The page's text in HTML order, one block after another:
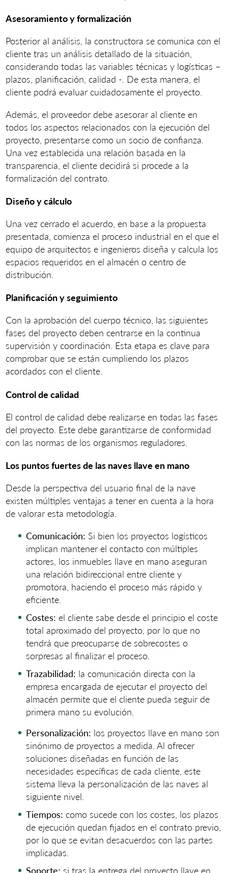
Asesoramiento y formalización
Posterior al análisis, la constructora se comunica con el
cliente tras un análisis detallado de la situación,
considerando todas las variables técnicas y logísticas –
plazos, planificación, calidad -. De esta manera, el
cliente podrá evaluar cuidadosamente el proyecto.
Además, el proveedor debe asesorar al cliente en
todos los aspectos relacionados con la ejecución del
proyecto, presentarse como un socio de confianza.
Una vez establecida una relación basada en la
transparencia, el cliente decidirá si procede a la
formalización del contrato.
Diseño y cálculo
Una vez cerrado el acuerdo, en base a la propuesta
presentada, comienza el proceso industrial en el que el
equipo de arquitectos e ingenieros diseña y calcula los
espacios requeridos en el almacén o centro de
distribución.
Planificación y seguimiento
Con la aprobación del cuerpo técnico, las siguientes
fases del proyecto deben centrarse en la continua
supervisión y coordinación. Esta etapa es clave para
comprobar que se están cumpliendo los plazos
acordados con el cliente.
Control de calidad
El control de calidad debe realizarse en todas las fases
del proyecto. Este debe garantizarse de conformidad
con las normas de los organismos reguladores.
Los puntos fuertes de las naves llave en mano
Desde la perspectiva del usuario final de la nave
existen múltiples ventajas a tener en cuenta a la hora
de valorar esta metodología.
Comunicación: Si bien los proyectos logísticos
implican mantener el contacto con múltiples
actores, los inmuebles llave en mano aseguran
una relación bidireccional entre cliente y
promotora, haciendo el proceso más rápido y
eficiente.
Costes: el cliente sabe desde el principio el coste
total aproximado del proyecto, por lo que no
tendrá que preocuparse de sobrecostes o
sorpresas al finalizar el proceso.
Trazabilidad: la comunicación directa con la
empresa encargada de ejecutar el proyecto del
almacén permite que el cliente pueda seguir de
primera mano su evolución.
Personalización: los proyectos llave en mano son
sinónimo de proyectos a medida. Al ofrecer
soluciones diseñadas en función de las
necesidades específicas de cada cliente, este
sistema lleva la personalización de las naves al
siguiente nivel.
Tiempos: como sucede con los costes, los plazos
de ejecución quedan fijados en el contrato previo,
por lo que se evitan desacuerdos con las partes
implicadas.
Soporte: si tras la entrega del proyecto llave en